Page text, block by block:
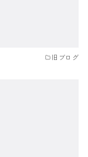
旧ブログ